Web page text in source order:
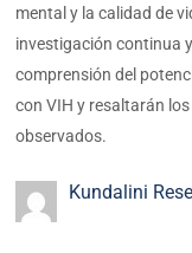
mental y la calidad de
investigación continua
comprensión del
con VIH y resaltarán
observados.
Kundalini